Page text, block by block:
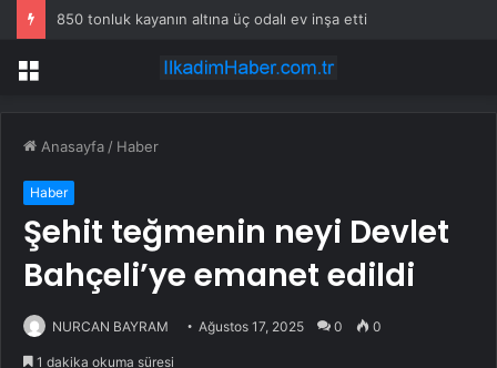
Menü
Anasayfa / Haber
Haber
Şehit teğmenin neyi Devlet
Bahçeli’ye emanet edildi
NURCAN BAYRAM Ağustos 17, 2025 0 0
1 dakika okuma süresi